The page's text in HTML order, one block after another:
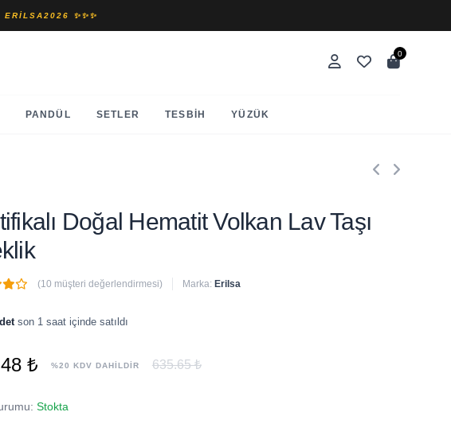
ERILSA2026 ✨✨✨
0
PANDÜL SETLER TESBIH YÜZÜK
Doğal Hematit Volkan Lav Taşı
(10 müşteri değerlendirmesi) Marka: Erilsa
son 1 saat içinde satıldı
₺ %20 KDV DAHİLDİR 635.65 ₺
Stokta